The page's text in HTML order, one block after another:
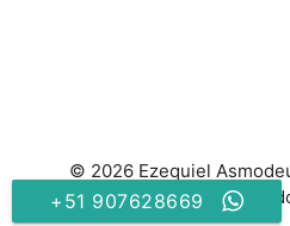
© 2026 Ezequiel
amarres de amor
•
+ 51 907628669